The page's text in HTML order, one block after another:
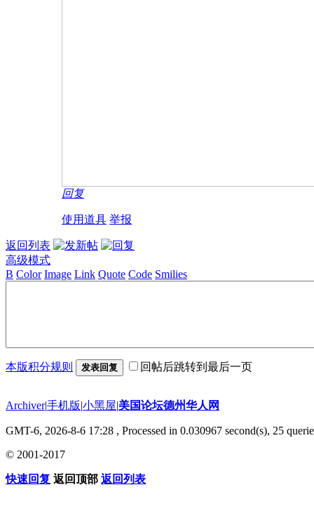
回复
使用道具 举报
返回列表
高级模式
B Color Image Link Quote Code Smilies
本版积分规则 发表回复 回帖后跳转到最后一页
Archiver|手机版|小黑屋|美国论坛德州华人网
GMT-6, 2026-8-6 17:28 , Processed in 0.030967 second(s), 25
© 2001-2017
快速回复 返回顶部 返回列表